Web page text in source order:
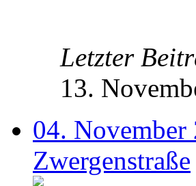
Letzter
13.
04. November
Zwergenstraße